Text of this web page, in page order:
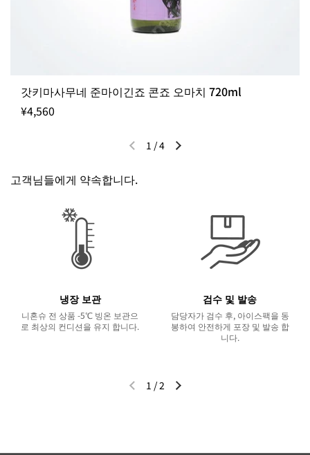
갓키마사무네 준마이긴죠 콘죠 오마치 720ml
¥4,560
이전 슬라이드다음 슬라이드
1 /4
고객님들에게 약속합니다.
냉장 보관
니혼슈 전 상품 -5℃ 빙온 보관으
로 최상의 컨디션을 유지 합니다.
검수 및 발송
담당자가 검수 후, 아이스팩을 동
봉하여 안전하게 포장 및 발송 합
니다.
이전 슬라이드다음 슬라이드
1 /2